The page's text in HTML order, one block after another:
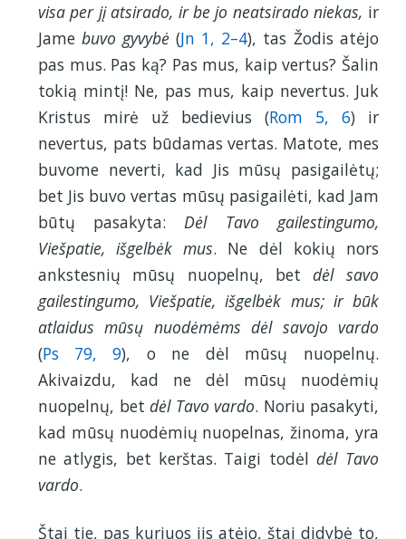
visa per jį atsirado, ir be jo neatsirado niekas, ir
Jame buvo gyvybė (Jn 1, 2–4), tas Žodis atėjo
pas mus. Pas ką? Pas mus, kaip vertus? Šalin
tokią mintį! Ne, pas mus, kaip nevertus. Juk
Kristus mirė už bedievius (Rom 5, 6) ir
nevertus, pats būdamas vertas. Matote, mes
buvome neverti, kad Jis mūsų pasigailėtų;
bet Jis buvo vertas mūsų pasigailėti, kad Jam
būtų pasakyta: Dėl Tavo gailestingumo,
Viešpatie, išgelbėk mus. Ne dėl kokių nors
ankstesnių mūsų nuopelnų, bet dėl savo
gailestingumo, Viešpatie, išgelbėk mus; ir būk
atlaidus mūsų nuodėmėms dėl savojo vardo
(Ps 79, 9), o ne dėl mūsų nuopelnų.
Akivaizdu, kad ne dėl mūsų nuodėmių
nuopelnų, bet dėl Tavo vardo. Noriu pasakyti,
kad mūsų nuodėmių nuopelnas, žinoma, yra
ne atlygis, bet kerštas. Taigi todėl dėl Tavo
vardo.
Štai tie, pas kuriuos jis atėjo, štai didybė to,